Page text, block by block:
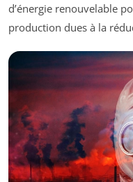
d’énergie renouvelable
production dues à la